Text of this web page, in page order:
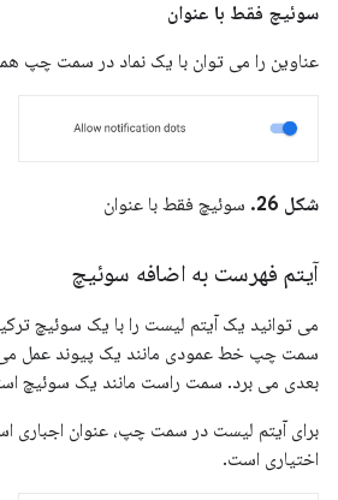
سوئیچ فقط با عنوان
عناوین را می توان با یک نماد در سمت چپ
شکل 26. سوئیچ فقط با عنوان
آیتم فهرست به اضافه سوئیچ
می توانید یک آیتم لیست را با یک سوئیچ
سمت چپ خط عمودی مانند یک پیوند عمل می
بعدی می برد. سمت راست مانند یک سوئیچ
برای آیتم لیست در سمت چپ، عنوان اجباری
اختیاری است.